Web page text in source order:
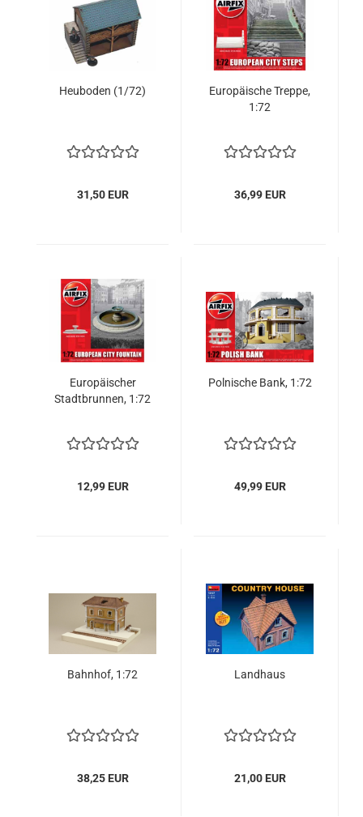
Heuboden (1/72)
31,50 EUR
Europäische Treppe,
1:72
36,99 EUR
Europäischer
Stadtbrunnen, 1:72
12,99 EUR
Polnische Bank, 1:72
49,99 EUR
Bahnhof, 1:72
38,25 EUR
Landhaus
21,00 EUR